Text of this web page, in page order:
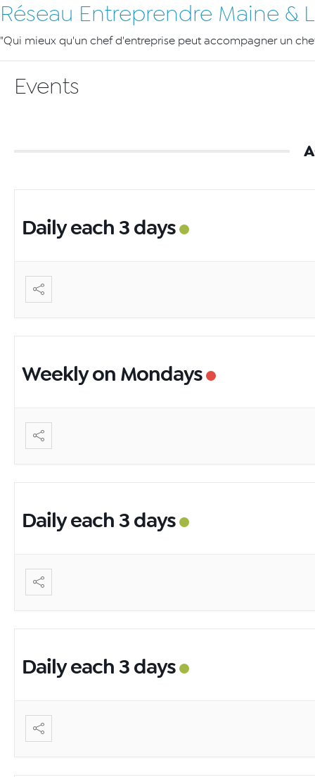
Réseau Entreprendre Maine &
"Qui mieux qu'un chef d'entreprise peut accompagner un
Events
Daily each 3 days
Weekly on Mondays
Daily each 3 days
Daily each 3 days